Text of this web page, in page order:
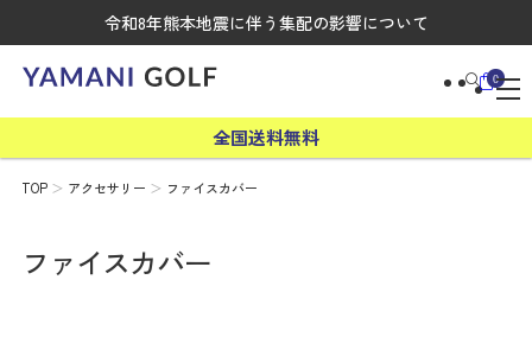
令和8年熊本地震に伴う集配の影響について
0
全国送料無料
TOP アクセサリー ファイスカバー
ファイスカバー